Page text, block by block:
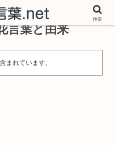
言葉と由来
まれています。
検索